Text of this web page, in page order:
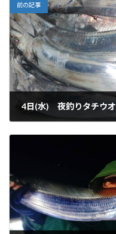
前の記事
4日(水) 夜釣りタチウオ